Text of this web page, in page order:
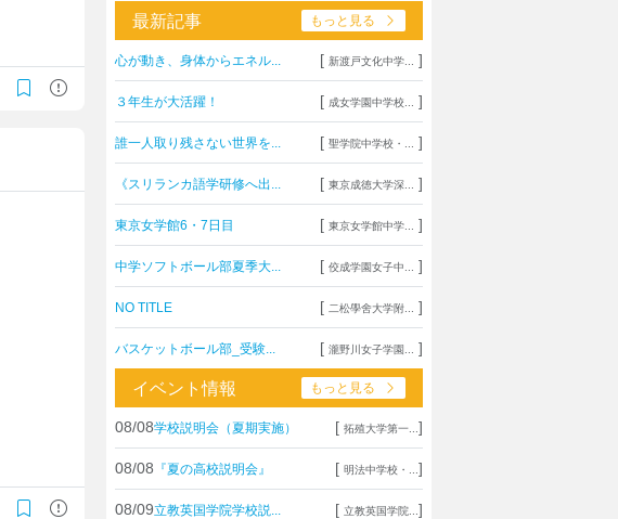
最新記事 もっと見る
心が動き、身体からエネル... [ 新渡戸文化中学... ]
３年生が大活躍！ [ 成女学園中学校... ]
誰一人取り残さない世界を... [ 聖学院中学校・... ]
《スリランカ語学研修へ出... [ 東京成徳大学深... ]
東京女学館6・7日目 [ 東京女学館中学... ]
中学ソフトボール部夏季大... [ 佼成学園女子中... ]
NO TITLE [ 二松學舍大学附... ]
バスケットボール部_受験... [ 瀧野川女子学園... ]
イベント情報 もっと見る
08/08学校説明会（夏期実施） [ 拓殖大学第一... ]
08/08 『夏の高校説明会』 [ 明法中学校・... ]
08/09立教英国学院学校説... [ 立教英国学院... ]